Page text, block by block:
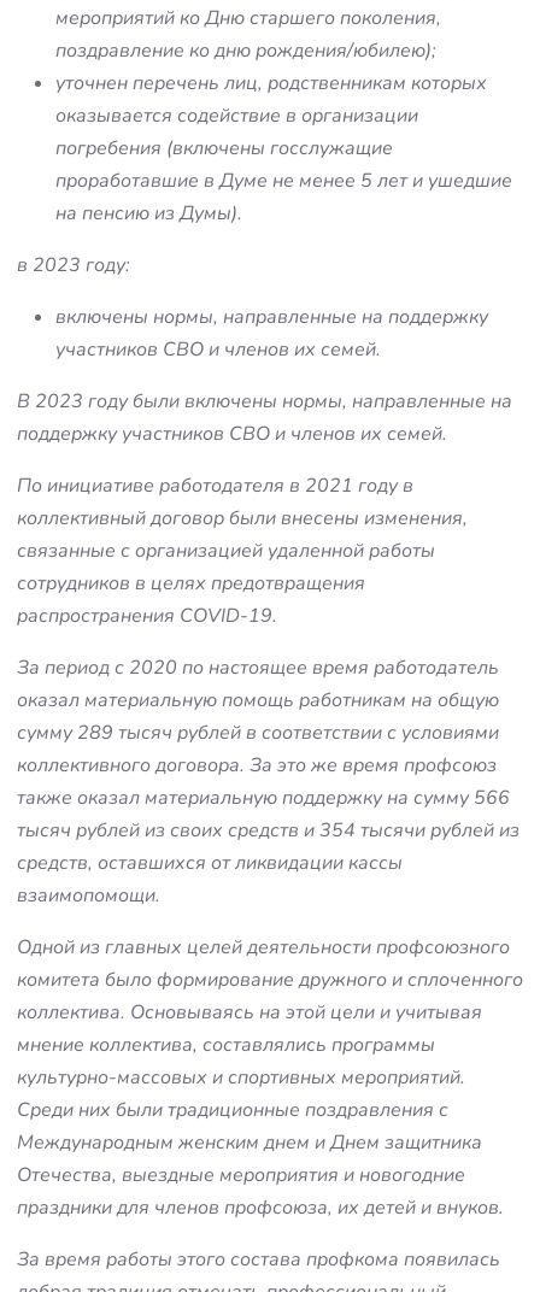
мероприятий ко Дню старшего поколения,
поздравление ко дню рождения/юбилею);
уточнен перечень лиц, родственникам которых
оказывается содействие в организации
погребения (включены госслужащие
проработавшие в Думе не менее 5 лет и ушедшие
на пенсию из Думы).
в 2023 году:
включены нормы, направленные на поддержку
участников СВО и членов их семей.
В 2023 году были включены нормы, направленные на
поддержку участников СВО и членов их семей.
По инициативе работодателя в 2021 году в
коллективный договор были внесены изменения,
связанные с организацией удаленной работы
сотрудников в целях предотвращения
распространения COVID-19.
За период с 2020 по настоящее время работодатель
оказал материальную помощь работникам на общую
сумму 289 тысяч рублей в соответствии с условиями
коллективного договора. За это же время профсоюз
также оказал материальную поддержку на сумму 566
тысяч рублей из своих средств и 354 тысячи рублей из
средств, оставшихся от ликвидации кассы
взаимопомощи.
Одной из главных целей деятельности профсоюзного
комитета было формирование дружного и сплоченного
коллектива. Основываясь на этой цели и учитывая
мнение коллектива, составлялись программы
культурно-массовых и спортивных мероприятий.
Среди них были традиционные поздравления с
Международным женским днем и Днем защитника
Отечества, выездные мероприятия и новогодние
праздники для членов профсоюза, их детей и внуков.
За время работы этого состава профкома появилась